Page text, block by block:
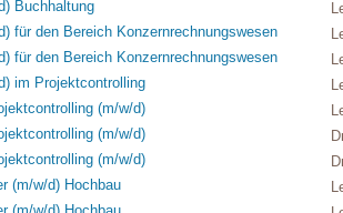
Buchhaltung
für den Bereich Konzernrechnungswesen
für den Bereich Konzernrechnungswesen
im Projektcontrolling
(m/w/d)
(m/w/d)
(m/w/d)
(m/w/d) Hochbau